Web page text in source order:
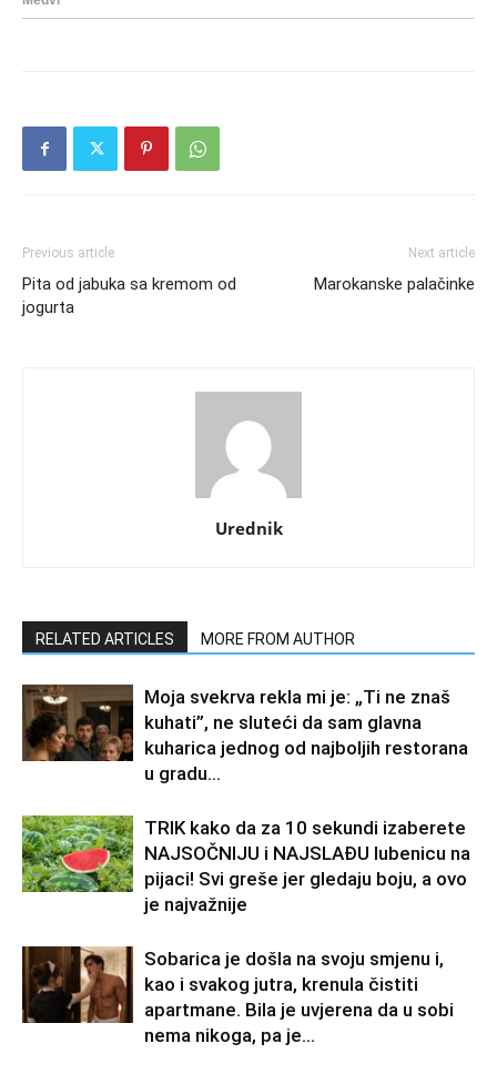
Previous article
Pita od jabuka sa kremom od
jogurta
Next article
Marokanske palačinke
Urednik
RELATED ARTICLES MORE FROM AUTHOR
Moja svekrva rekla mi je: „Ti ne znaš
kuhati”, ne sluteći da sam glavna
kuharica jednog od najboljih restorana
u gradu…
TRIK kako da za 10 sekundi izaberete
NAJSOČNIJU i NAJSLAĐU lubenicu na
pijaci! Svi greše jer gledaju boju, a ovo
je najvažnije
Sobarica je došla na svoju smjenu i,
kao i svakog jutra, krenula čistiti
apartmane. Bila je uvjerena da u sobi
nema nikoga, pa je...